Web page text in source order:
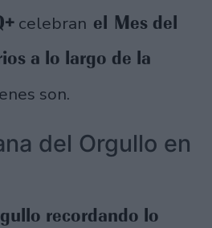
celebran el Mes del
a lo largo de la
son.
del Orgullo en
recordando lo